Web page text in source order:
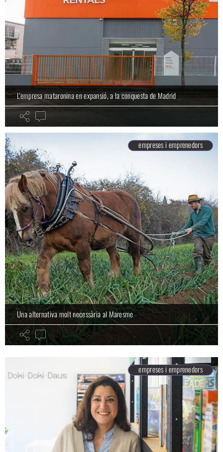
L'empresa mataronina en expansió, a la conquesta de Madrid
empreses i emprenedors
Una alternativa molt necessària al Maresme
empreses i emprenedors